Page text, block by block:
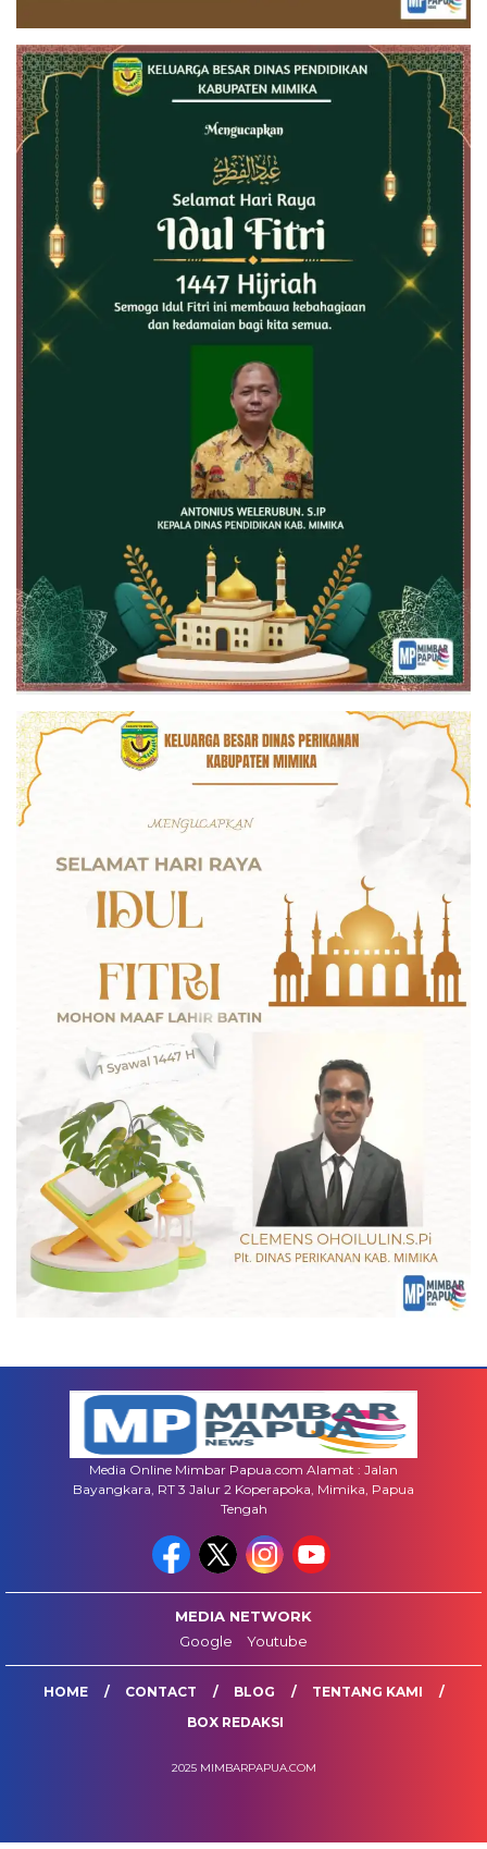
Media Online Mimbar Papua.com Alamat : Jalan
Bayangkara, RT 3 Jalur 2 Koperapoka, Mimika, Papua
Tengah
MEDIA NETWORK
Google
Youtube
HOME CONTACT BLOG
TENTANG KAMI
BOX REDAKSI
2025 MIMBARPAPUA.COM